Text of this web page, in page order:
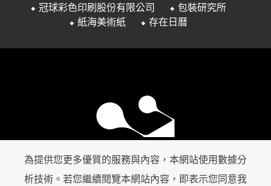
⬥ 冠球彩色印刷股份有限公司
⬥ 包裝研究所
⬥ 紙海美術紙
⬥ 存在日曆
為提供您更多優質的服務與內容，本網站使用數據分
析技術。若您繼續閱覽本網站內容，即表示您同意我